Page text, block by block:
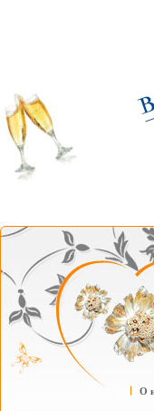
О